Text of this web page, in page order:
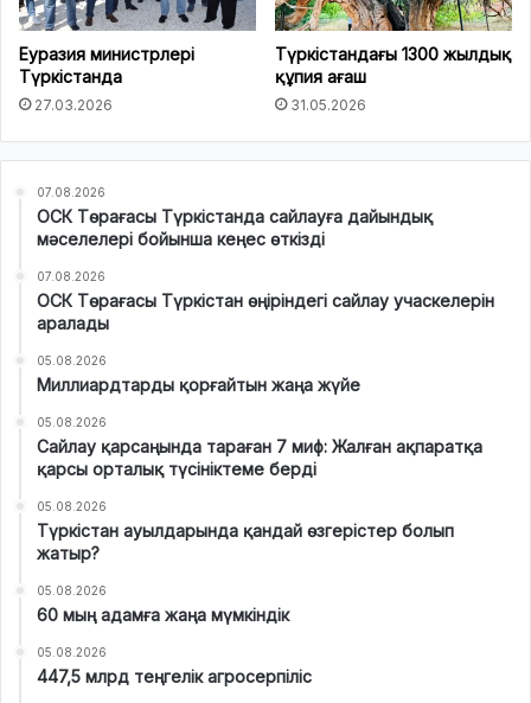
Еуразия министрлері
Түркістанда
27.03.2026
Түркістандағы 1300 жылдық
құпия ағаш
31.05.2026
07.08.2026
ОСК Төрағасы Түркістанда сайлауға дайындық
мәселелері бойынша кеңес өткізді
07.08.2026
ОСК Төрағасы Түркістан өңіріндегі сайлау учаскелерін
аралады
05.08.2026
Миллиардтарды қорғайтын жаңа жүйе
05.08.2026
Сайлау қарсаңында тараған 7 миф: Жалған ақпаратқа
қарсы орталық түсініктеме берді
05.08.2026
Түркістан ауылдарында қандай өзгерістер болып
жатыр?
05.08.2026
60 мың адамға жаңа мүмкіндік
05.08.2026
447,5 млрд теңгелік агросерпіліс